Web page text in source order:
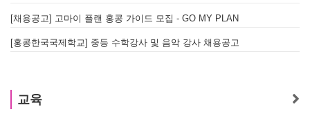
[채용공고] 고마이 플랜 홍콩 가이드 모집 - GO MY PLAN
[홍콩한국국제학교] 중등 수학강사 및 음악 강사 채용공고
교육